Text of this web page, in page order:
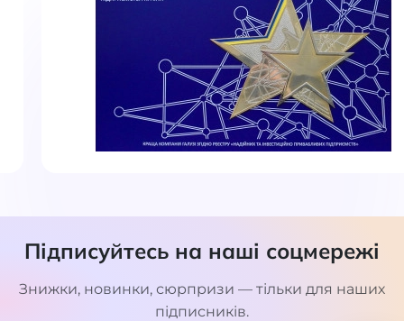
Підписуйтесь на наші соцмережі
Знижки, новинки, сюрпризи — тільки для наших
підписників.